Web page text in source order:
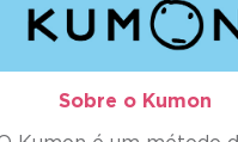
Sobre o Kumon​